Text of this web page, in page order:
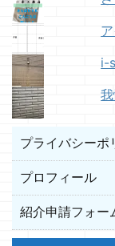
i-
プライバシーポ
プロフィール
紹介申請フォー